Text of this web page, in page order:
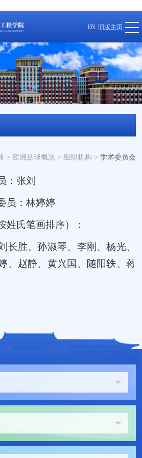
EN 旧版主页
> 欧洲足球概况 > 组织机构 > 学术委员会
：张刘
员：林婷婷
姓氏笔画排序）：
长胜、孙淑琴、李刚、杨光、
、赵静、黄兴国、随阳轶、蒋